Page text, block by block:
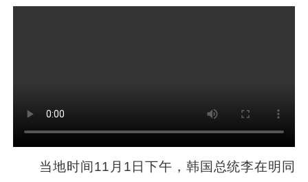
当地时间11月1日下午，韩国总统李在明同